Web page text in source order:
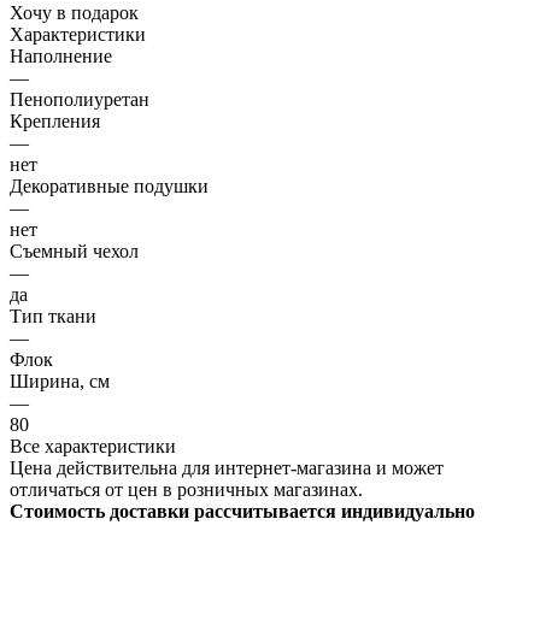
Хочу в подарок
Характеристики
Наполнение
—
Пенополиуретан
Крепления
—
нет
Декоративные подушки
—
нет
Съемный чехол
—
да
Тип ткани
—
Флок
Ширина, см
—
80
Все характеристики
Цена действительна для интернет-магазина и может
отличаться от цен в розничных магазинах.
Стоимость доставки рассчитывается индивидуально